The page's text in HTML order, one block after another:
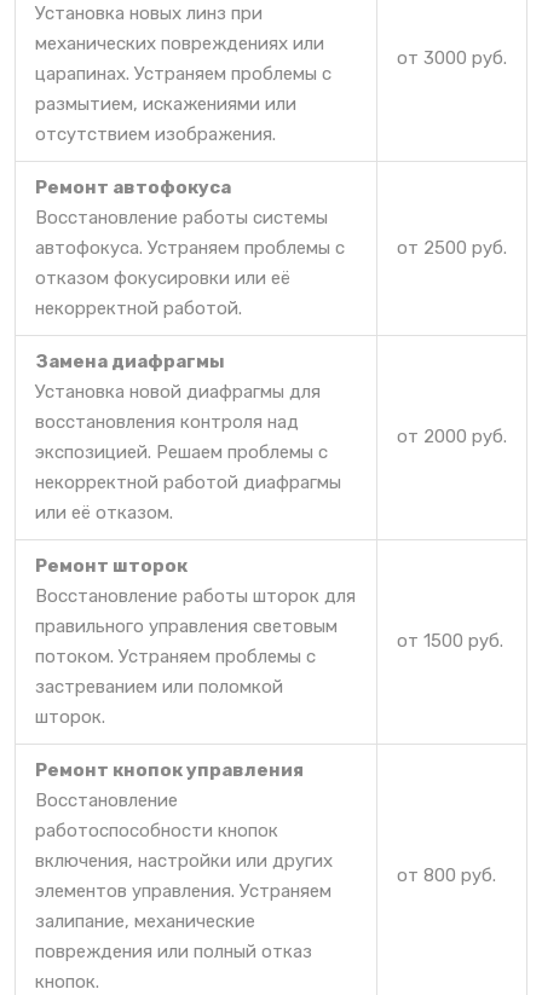
Установка новых линз при
механических повреждениях или
царапинах. Устраняем проблемы с
размытием, искажениями или
отсутствием изображения.
от 3000 руб.
Ремонт автофокуса
Восстановление работы системы
автофокуса. Устраняем проблемы с
отказом фокусировки или её
некорректной работой.
от 2500 руб.
Замена диафрагмы
Установка новой диафрагмы для
восстановления контроля над
экспозицией. Решаем проблемы с
некорректной работой диафрагмы
или её отказом.
от 2000 руб.
Ремонт шторок
Восстановление работы шторок для
правильного управления световым
потоком. Устраняем проблемы с
застреванием или поломкой
шторок.
от 1500 руб.
Ремонт кнопок управления
Восстановление
работоспособности кнопок
включения, настройки или других
элементов управления. Устраняем
залипание, механические
повреждения или полный отказ
кнопок.
от 800 руб.